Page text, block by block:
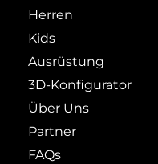
Herren
Kids
Ausrüstung
3D-Konfigurator
Über Uns
Partner
FAQs